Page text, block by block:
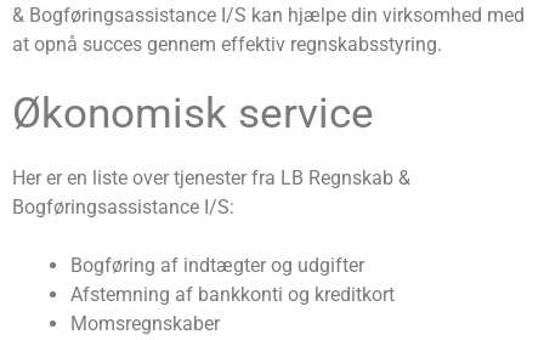
& Bogføringsassistance I/S kan hjælpe din virksomhed med
at opnå succes gennem effektiv regnskabsstyring.
Økonomisk service
Her er en liste over tjenester fra LB Regnskab &
Bogføringsassistance I/S:
Bogføring af indtægter og udgifter
Afstemning af bankkonti og kreditkort
Momsregnskaber